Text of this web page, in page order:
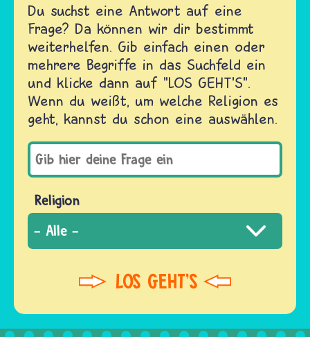
Du suchst eine Antwort auf eine
Frage? Da können wir dir bestimmt
weiterhelfen. Gib einfach einen oder
mehrere Begriffe in das Suchfeld ein
und klicke dann auf "LOS GEHT'S".
Wenn du weißt, um welche Religion es
geht, kannst du schon eine auswählen.
Religion